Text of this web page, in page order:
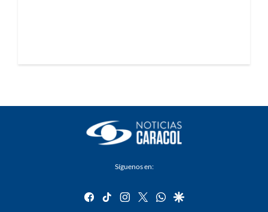
Síguenos en:
facebook
tiktok instagram
twitterwhatsapp
google